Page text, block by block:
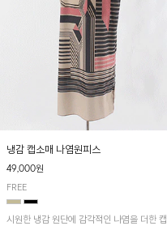
냉감 캡소매 나염원피스
49,000원
FREE
시원한 냉감 원단에 감각적인 나염을 더한 캡